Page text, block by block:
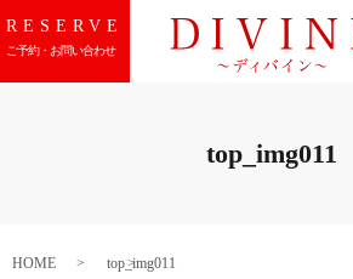
RESERVE
ご予約・お問い合わせ
top_img011
HOME top_img011